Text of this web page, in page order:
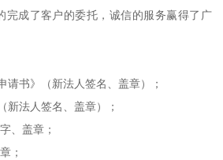
完成了客户的委托，诚信的服务赢得了广
请书》（新法人签名、盖章）；
新法人签名、盖章）；
、盖章；
；